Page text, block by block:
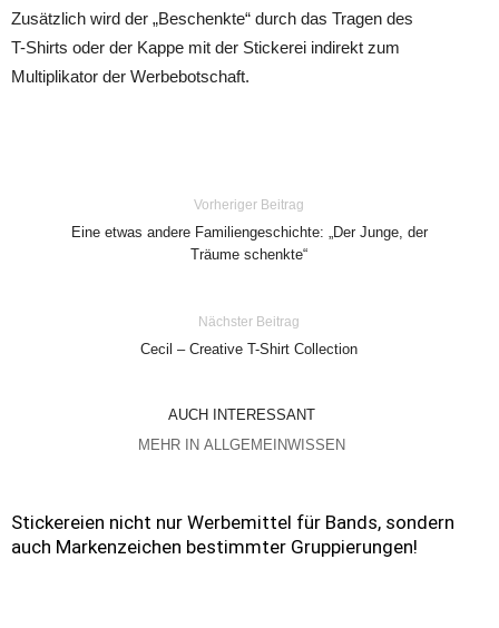
Zusätzlich wird der „Beschenkte“ durch das Tragen des
T-Shirts oder der Kappe mit der Stickerei indirekt zum
Multiplikator der Werbebotschaft.
Vorheriger Beitrag
Eine etwas andere Familiengeschichte: „Der Junge, der
Träume schenkte“
Nächster Beitrag
Cecil – Creative T-Shirt Collection
AUCH INTERESSANT
MEHR IN ALLGEMEINWISSEN
Stickereien nicht nur Werbemittel für Bands, sondern
auch Markenzeichen bestimmter Gruppierungen!